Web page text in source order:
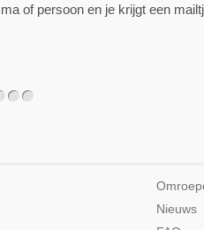
of persoon en je krijgt een
Nieuws